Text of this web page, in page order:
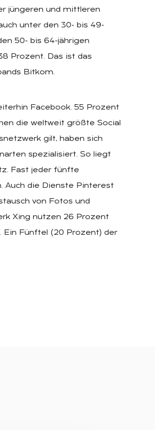
jüngeren und mittleren
unter den 30- bis 49-
50- bis 64-jährigen
Prozent. Das ist das
Bitkom.
Facebook. 55 Prozent
die weltweit größte Social
gilt, haben sich
spezialisiert. So liegt
Fast jeder fünfte
Auch die Dienste Pinterest
von Fotos und
Xing nutzen 26 Prozent
Ein Fünftel (20 Prozent) der